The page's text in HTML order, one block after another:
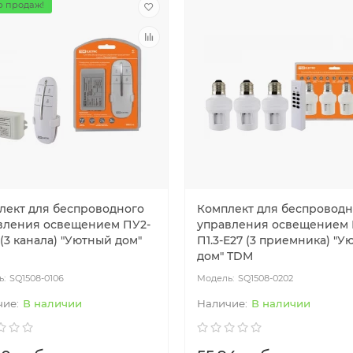
светильник
продаж!
для беспроводного
освещением ПУ2-
канала) "Уютный дом"
SQ1508-0106
В наличии
Комплект для
управления освещением
П1.3-Е27 (3 приемника)
дом" TDM
SQ1508-0202
В наличии